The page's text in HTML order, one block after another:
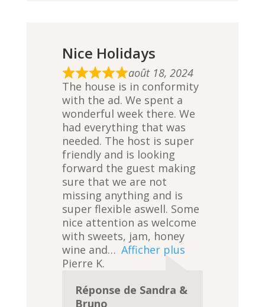
Nice Holidays
R
a
t
e
d
5
,
0
o
u
t
o
f
5
août 18, 2024
The house is in conformity
with the ad. We spent a
wonderful week there. We
had everything that was
needed. The host is super
friendly and is looking
forward the guest making
sure that we are not
missing anything and is
super flexible aswell. Some
nice attention as welcome
with sweets, jam, honey
wine and
Afficher plus
Pierre K.
Réponse de Sandra &
Bruno